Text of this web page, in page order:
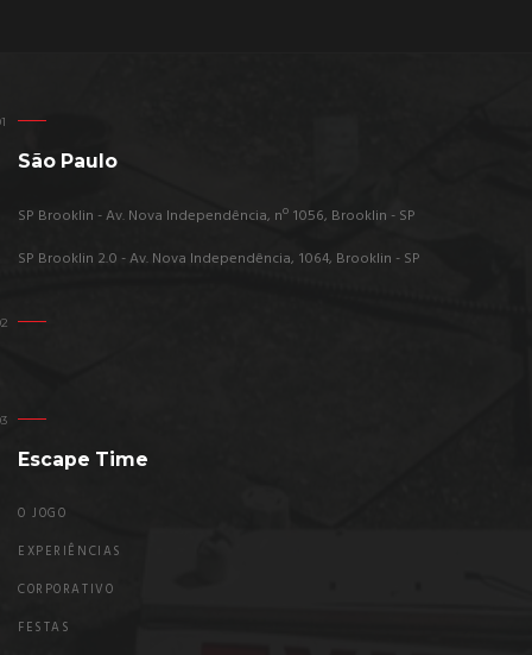
São Paulo
SP Brooklin - Av. Nova Independência, nº 1056, Brooklin - SP
SP Brooklin 2.0 - Av. Nova Independência, 1064, Brooklin - SP
Escape Time
O JOGO
EXPERIÊNCIAS
CORPORATIVO
FESTAS